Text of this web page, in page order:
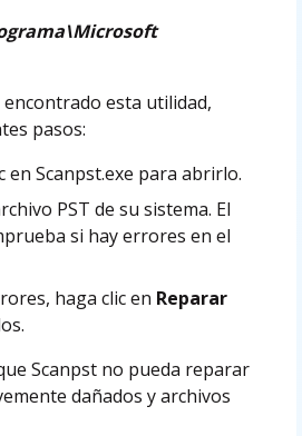
encontrado esta utilidad,
pasos:
en Scanpst.exe para abrirlo.
PST de su sistema. El
si hay errores en el
haga clic en Reparar
Scanpst no pueda reparar
dañados y archivos